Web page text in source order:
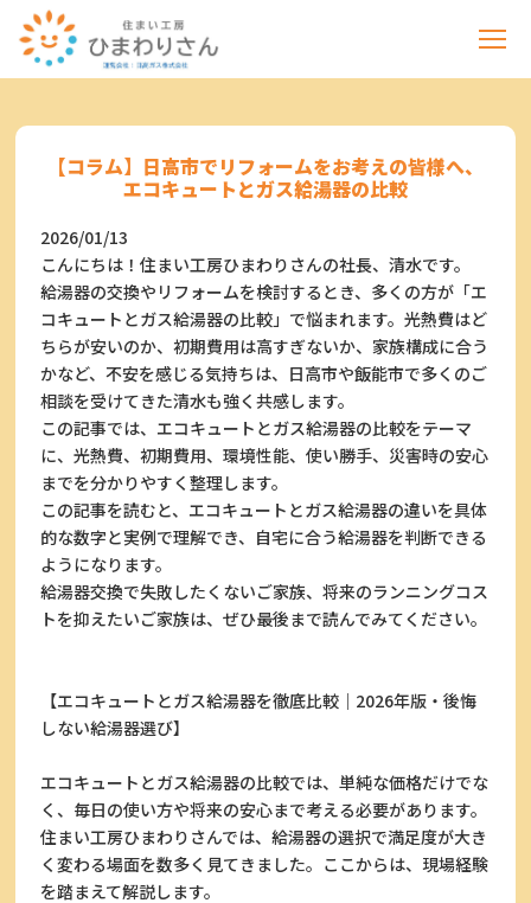
【コラム】日高市でリフォームをお考えの皆様へ、
エコキュートとガス給湯器の比較
2026/01/13
こんにちは！住まい工房ひまわりさんの社長、清水です。
給湯器の交換やリフォームを検討するとき、多くの方が「エ
コキュートとガス給湯器の比較」で悩まれます。光熱費はど
ちらが安いのか、初期費用は高すぎないか、家族構成に合う
かなど、不安を感じる気持ちは、日高市や飯能市で多くのご
相談を受けてきた清水も強く共感します。
この記事では、エコキュートとガス給湯器の比較をテーマ
に、光熱費、初期費用、環境性能、使い勝手、災害時の安心
までを分かりやすく整理します。
この記事を読むと、エコキュートとガス給湯器の違いを具体
的な数字と実例で理解でき、自宅に合う給湯器を判断できる
ようになります。
給湯器交換で失敗したくないご家族、将来のランニングコス
トを抑えたいご家族は、ぜひ最後まで読んでみてください。
【エコキュートとガス給湯器を徹底比較｜2026年版・後悔
しない給湯器選び】
エコキュートとガス給湯器の比較では、単純な価格だけでな
く、毎日の使い方や将来の安心まで考える必要があります。
住まい工房ひまわりさんでは、給湯器の選択で満足度が大き
く変わる場面を数多く見てきました。ここからは、現場経験
を踏まえて解説します。